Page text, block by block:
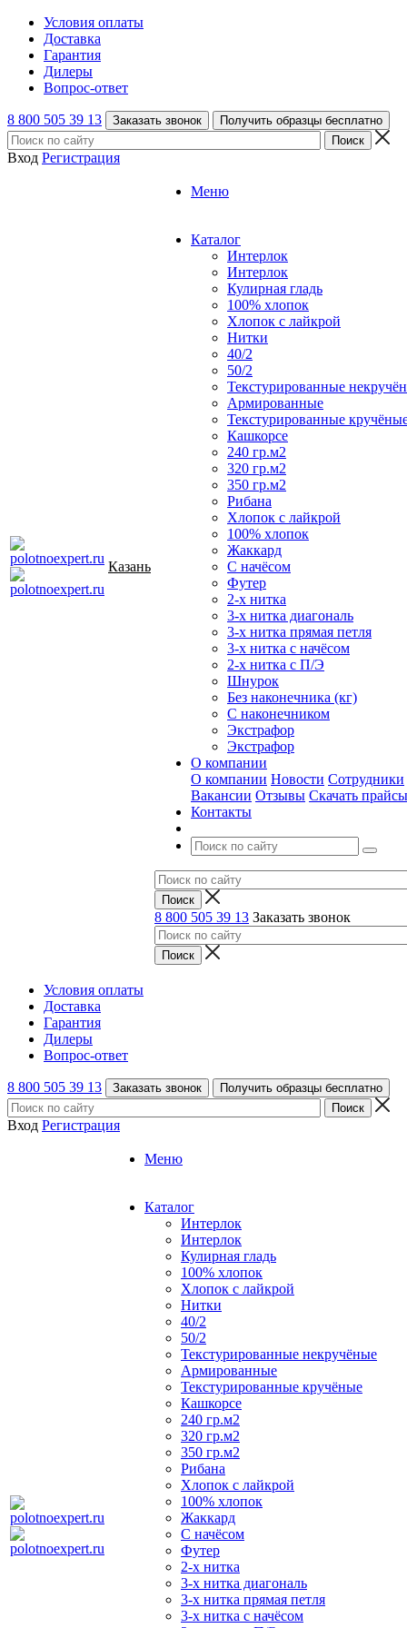
Условия оплаты
Доставка
Гарантия
Дилеры
Вопрос-ответ
8 800 505 39 13 Заказать звонок Получить образцы бесплатно
Вход Регистрация
Казань
Меню
Каталог
Интерлок
Интерлок
Кулирная гладь
100% хлопок
Хлопок с лайкрой
Нитки
40/2
50/2
Текстурированные
Армированные
Текстурированные
Кашкорсе
240 гр.м2
320 гр.м2
350 гр.м2
Рибана
Хлопок с лайкрой
100% хлопок
Жаккард
С начёсом
Футер
2-х нитка
3-х нитка диагональ
3-х нитка прямая петля
3-х нитка с начёсом
2-х нитка с П/Э
Шнурок
Без наконечника (кг)
С наконечником
Экстрафор
Экстрафор
О компании
О компании Новости Сотрудники
Вакансии Отзывы Скачать прайсы
Контакты
8 800 505 39 13 Заказать звонок
Условия оплаты
Доставка
Гарантия
Дилеры
Вопрос-ответ
8 800 505 39 13 Заказать звонок Получить образцы бесплатно
Вход Регистрация
Меню
Каталог
Интерлок
Интерлок
Кулирная гладь
100% хлопок
Хлопок с лайкрой
Нитки
40/2
50/2
Текстурированные некручёные
Армированные
Текстурированные кручёные
Кашкорсе
240 гр.м2
320 гр.м2
350 гр.м2
Рибана
Хлопок с лайкрой
100% хлопок
Жаккард
С начёсом
Футер
2-х нитка
3-х нитка диагональ
3-х нитка прямая петля
3-х нитка с начёсом